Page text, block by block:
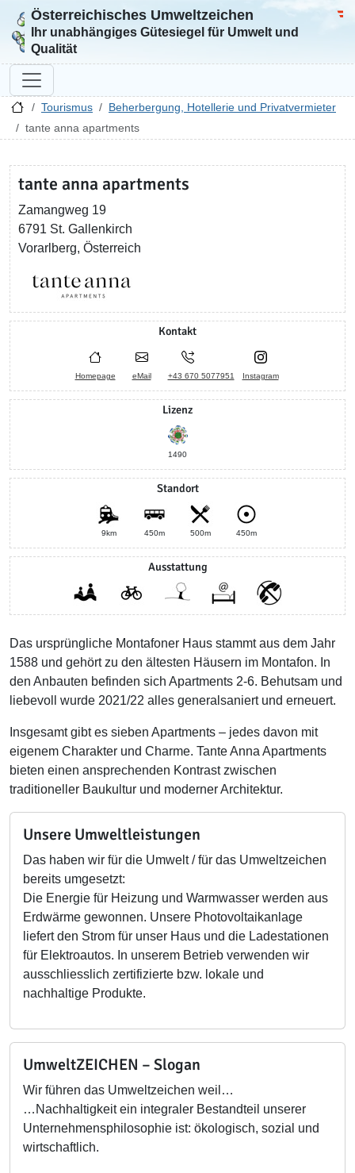
Zur Startseite
Österreichisches Umweltzeichen
Ihr unabhängiges Gütesiegel für Umwelt und
Qualität
Tourismus
Beherbergung, Hotellerie und Privatvermieter
tante anna apartments
tante anna apartments
Zamangweg 19
6791 St. Gallenkirch
Vorarlberg, Österreich
Kontakt
Homepage eMail +43 670 5077951 Instagram
Lizenz
1490
Standort
9km 450m 500m 450m
Ausstattung
Das ursprüngliche Montafoner Haus stammt aus dem Jahr
1588 und gehört zu den ältesten Häusern im Montafon. In
den Anbauten befinden sich Apartments 2-6. Behutsam und
liebevoll wurde 2021/22 alles generalsaniert und erneuert.
Insgesamt gibt es sieben Apartments – jedes davon mit
eigenem Charakter und Charme. Tante Anna Apartments
bieten einen ansprechenden Kontrast zwischen
traditioneller Baukultur und moderner Architektur.
Unsere Umweltleistungen
Das haben wir für die Umwelt / für das Umweltzeichen
bereits umgesetzt:
Die Energie für Heizung und Warmwasser werden aus
Erdwärme gewonnen. Unsere Photovoltaikanlage
liefert den Strom für unser Haus und die Ladestationen
für Elektroautos. In unserem Betrieb verwenden wir
ausschliesslich zertifizierte bzw. lokale und
nachhaltige Produkte.
UmweltZEICHEN – Slogan
Wir führen das Umweltzeichen weil…
…Nachhaltigkeit ein integraler Bestandteil unserer
Unternehmensphilosophie ist: ökologisch, sozial und
wirtschaftlich.